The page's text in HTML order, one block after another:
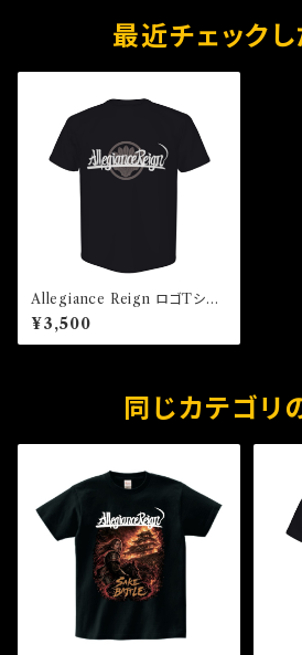
最近チェック
Allegiance Reign ロゴTシャ
ツ
¥3,500
同じカテゴリ